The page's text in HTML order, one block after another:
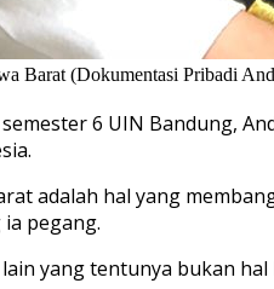
Barat (Dokumentasi Pribadi
6 UIN Bandung,
adalah hal yang
pegang.
yang tentunya bukan